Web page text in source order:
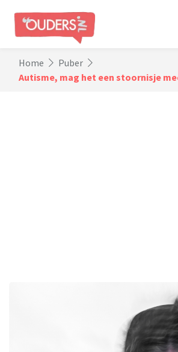
Home
Puber
Autisme, mag het een stoornisje